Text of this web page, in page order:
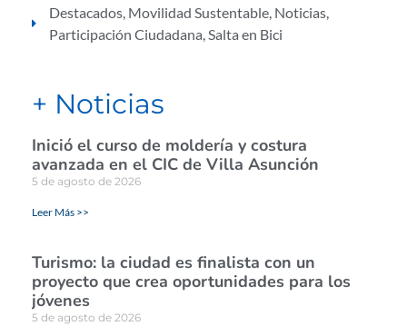
Destacados, Movilidad Sustentable, Noticias,
Participación Ciudadana,Salta en Bici
+ Noticias
Inició el curso de moldería y costura
avanzada en el CIC de Villa Asunción
5 de agosto de 2026
Leer Más >>
Turismo: la ciudad es finalista con un
proyecto que crea oportunidades para los
jóvenes
5 de agosto de 2026